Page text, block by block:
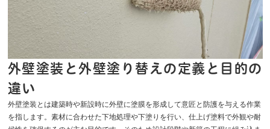
外壁塗装と外壁塗り替えの定義と目的の
違い
外壁塗装とは建築時や新設時に外壁に塗膜を形成して意匠と防護を与える作業
を指します。素材に合わせた下地処理や下塗りを行い、仕上げ塗料で外観や耐